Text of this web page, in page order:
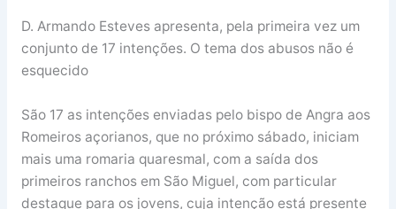
D. Armando Esteves apresenta, pela primeira vez um
conjunto de 17 intenções. O tema dos abusos não é
esquecido
São 17 as intenções enviadas pelo bispo de Angra aos
Romeiros açorianos, que no próximo sábado, iniciam
mais uma romaria quaresmal, com a saída dos
primeiros ranchos em São Miguel, com particular
destaque para os jovens, cuja intenção está presente